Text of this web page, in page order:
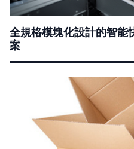
全規格模塊化設計的智能
案